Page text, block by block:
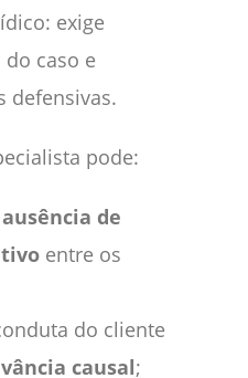
exige
caso e
defensivas.
pode:
ausência de
entre os
do cliente
causal;